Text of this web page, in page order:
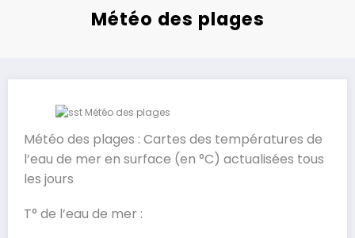
Météo des plages
Météo des plages : Cartes des températures de
l’eau de mer en surface (en °C) actualisées tous
les jours
T° de l’eau de mer :